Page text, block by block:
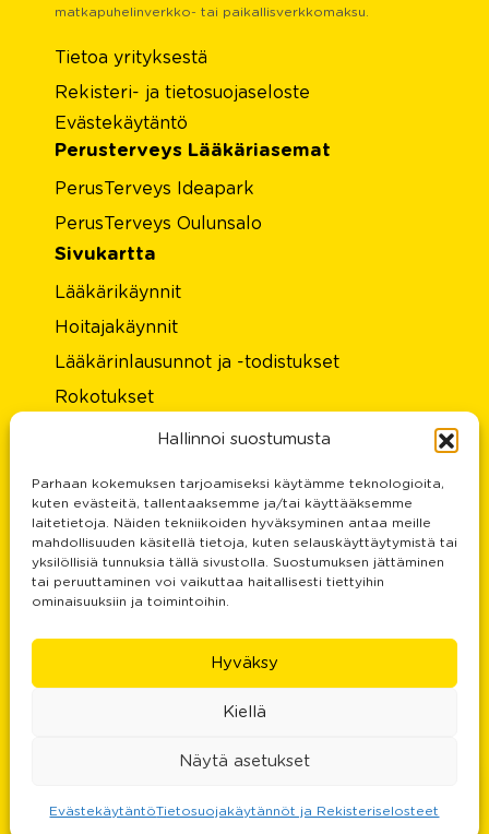
Hallinnoi suostumusta
Parhaan kokemuksen tarjoamiseksi käytämme teknologioita,
kuten evästeitä, tallentaaksemme ja/tai käyttääksemme
laitetietoja. Näiden tekniikoiden hyväksyminen antaa meille
mahdollisuuden käsitellä tietoja, kuten selauskäyttäytymistä tai
yksilöllisiä tunnuksia tällä sivustolla. Suostumuksen jättäminen
tai peruuttaminen voi vaikuttaa haitallisesti tiettyihin
ominaisuuksiin ja toimintoihin.
Hyväksy
Kiellä
Näytä asetukset
EvästekäytäntöTietosuojakäytännöt ja Rekisteriselosteet
matkapuhelinverkko- tai paikallisverkkomaksu.
Tietoa yrityksestä
Rekisteri- ja tietosuojaseloste
Evästekäytäntö
Perusterveys Lääkäriasemat
PerusTerveys Ideapark
PerusTerveys Oulunsalo
Sivukartta
Lääkärikäynnit
Hoitajakäynnit
Lääkärinlausunnot ja -todistukset
Rokotukset
Tietoa meistä
Rekisteri- ja tietosuojaseloste
Palautteesi on meille tärkeä
Yhteystiedot
Doctors services and prices